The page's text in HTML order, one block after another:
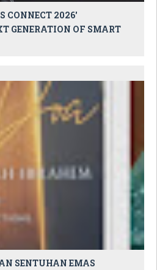
CONNECT 2026'
GENERATION OF SMART
SENTUHAN EMAS